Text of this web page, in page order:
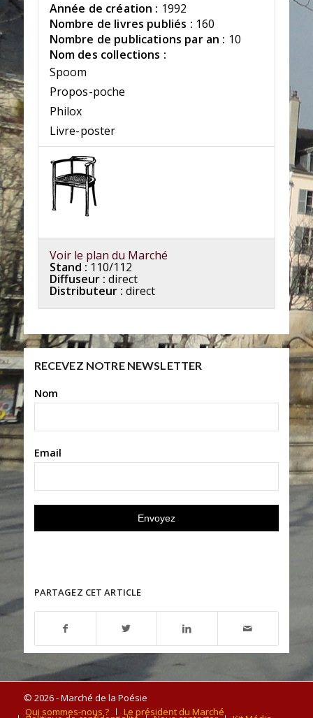
Année de création : 1992
Nombre de livres publiés : 160
Nombre de publications par an : 10
Nom des collections :
Spoom
Propos-poche
Philox
Livre-poster
Voir le plan du Marché
Stand : 110/112
Diffuseur : direct
Distributeur : direct
RECEVEZ NOTRE NEWSLETTER
Nom
Email
PARTAGEZ CET ARTICLE
© 2026 - Marché de la Poésie
Qui sommes-nous ?
Le président du Marché